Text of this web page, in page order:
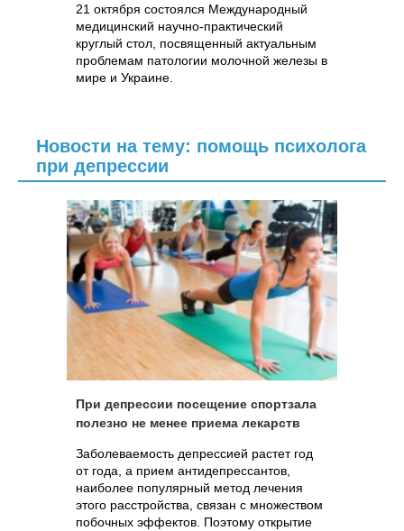
21 октября состоялся Международный
медицинский научно-практический
круглый стол, посвященный актуальным
проблемам патологии молочной железы в
мире и Украине.
Новости на тему: помощь психолога
при депрессии
При депрессии посещение спортзала
полезно не менее приема лекарств
Заболеваемость депрессией растет год
от года, а прием антидепрессантов,
наиболее популярный метод лечения
этого расстройства, связан с множеством
побочных эффектов. Поэтому открытие